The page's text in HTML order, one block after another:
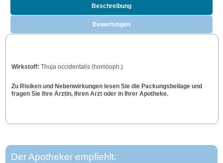
Beschreibung
Bewertungen
Wirkstoff: Thuja occidentalis (homöoph.)
Zu Risiken und Nebenwirkungen lesen Sie die Packungsbeilage und
fragen Sie Ihre Ärztin, Ihren Arzt oder in Ihrer Apotheke.
Der Apotheker empfiehlt: